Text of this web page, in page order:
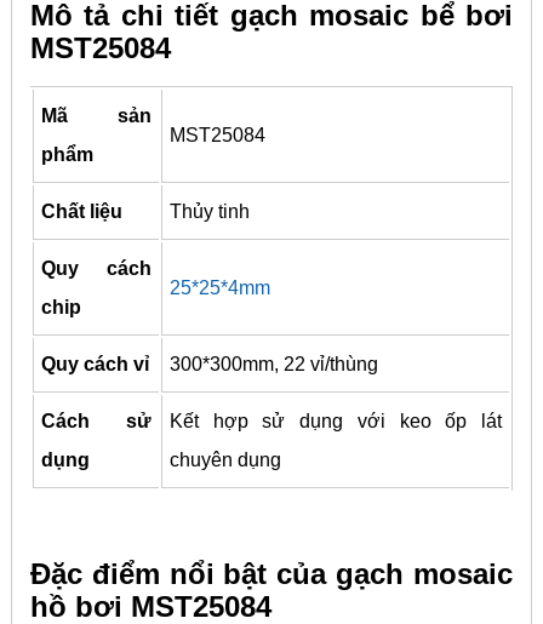
Mô tả chi tiết gạch mosaic bể bơi
MST25084
Mã sản
phẩm
MST25084
Chất liệu Thủy tinh
Quy cách
chip
25*25*4mm
Quy cách vỉ 300*300mm, 22 vỉ/thùng
Cách sử
dụng
Kết hợp sử dụng với keo ốp lát
chuyên dụng
Đặc điểm nổi bật của gạch mosaic
hồ bơi MST25084